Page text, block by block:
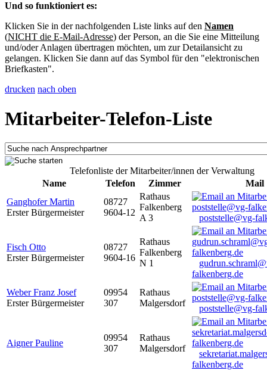
Und so funktioniert es:
Klicken Sie in der nachfolgenden Liste links auf den Namen
(NICHT die E-Mail-Adresse) der Person, an die Sie eine Mitteilung
und/oder Anlagen übertragen möchten, um zur Detailansicht zu
gelangen. Klicken Sie dann auf das Symbol für den "elektronischen
Briefkasten".
drucken nach oben
Mitarbeiter-Telefon-Liste
Telefonliste der Mitarbeiter/innen der Verwaltung
Name
Telefon Zimmer
Mail
Ganghofer Martin
Erster Bürgermeister
08727
9604-12
Rathaus
Falkenberg
A 3
poststelle@vg-
Fisch Otto
Erster Bürgermeister
08727
9604-16
Rathaus
Falkenberg
N 1
falkenberg.de
Weber Franz Josef
Erster Bürgermeister
09954
307
Rathaus
Malgersdorf
poststelle@vg-
Aigner Pauline
09954
307
Rathaus
Malgersdorf
falkenberg.de